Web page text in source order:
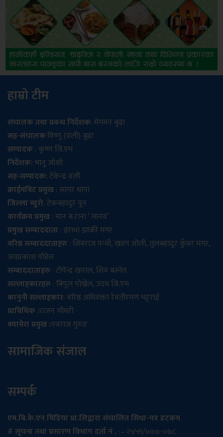
हाम्रो टीम
संचालक तथा प्रबन्ध निर्देशक: मेगमन बुढा
सह-संचालक:विष्णु (वली) बुढा
सम्पादक: कृष्ण जि.एम
निर्देशक:भानु जोशी
सह-सम्पादक:टेकेन्द्र वली
क्राईमबिट प्रमुख: सागर थापा
जिल्ला ब्युरो: टेकबहादुर पुन
कार्यक्रम प्रमुख: मान ब.राना ‘ मानव’
प्रमुख सम्बाददाता: इराधा झाक्री मगर
वरिष्ठ सम्बाददाताहरु: शिवराज पन्थी, खडग ओली, तुलबहादुर कुँवर मगर,
जयप्रकाश पौडेल
सम्बाददाताहरु: टोपेन्द्र खनाल, शिव बस्नेत
सल्लाहकारहरु: बिपुल पोख्रेल, उदय जि.एम
कानुनी सल्लाहकार: वरिष्ठ अधिवक्ता रेवतीरमण भट्टराई
प्राविधिक :राजन चौधरी
क्यामेरा प्रमुख :नवराज गुरुङ
सामाजिक संजाल
सम्पर्क
एम.बि.के.एन मिडिया प्रा.लिद्वारा संचालित सिधा-पत्र डटकम
# सूचना तथा प्रसारण विभाग दर्ता नं . :– २४५९/०७७-०७८